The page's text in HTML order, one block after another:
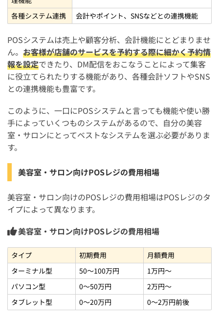
各種システム連携
会計やポイント、SNSなどとの連携機能
POSシステムは売上や顧客分析、会計機能にとどまりませ
ん。 お客様が店舗のサービスを予約する際に細かく予約情
報を設定できたり、DM配信をおこなうことによって集客
に役立てられたりする機能があり、各種会計ソフトやSNS
との連携機能も豊富です。
このように、一口にPOSシステムと言っても機能や使い勝
手によっていくつものシステムがあるので、自分の美容
室・サロンにとってベストなシステムを選ぶ必要がありま
す。
美容室・サロン向けPOSレジの費用相場
美容室・サロン向けのPOSレジの費用相場はPOSレジのタ
イプによって異なります。
美容室・サロン向けPOSレジの費用相場
タイプ 初期費用
月額費用
ターミナル型
50〜100万円
1万円〜
パソコン型
0〜50万円
2万円〜
タブレット型
0〜20万円 0〜2万円前後